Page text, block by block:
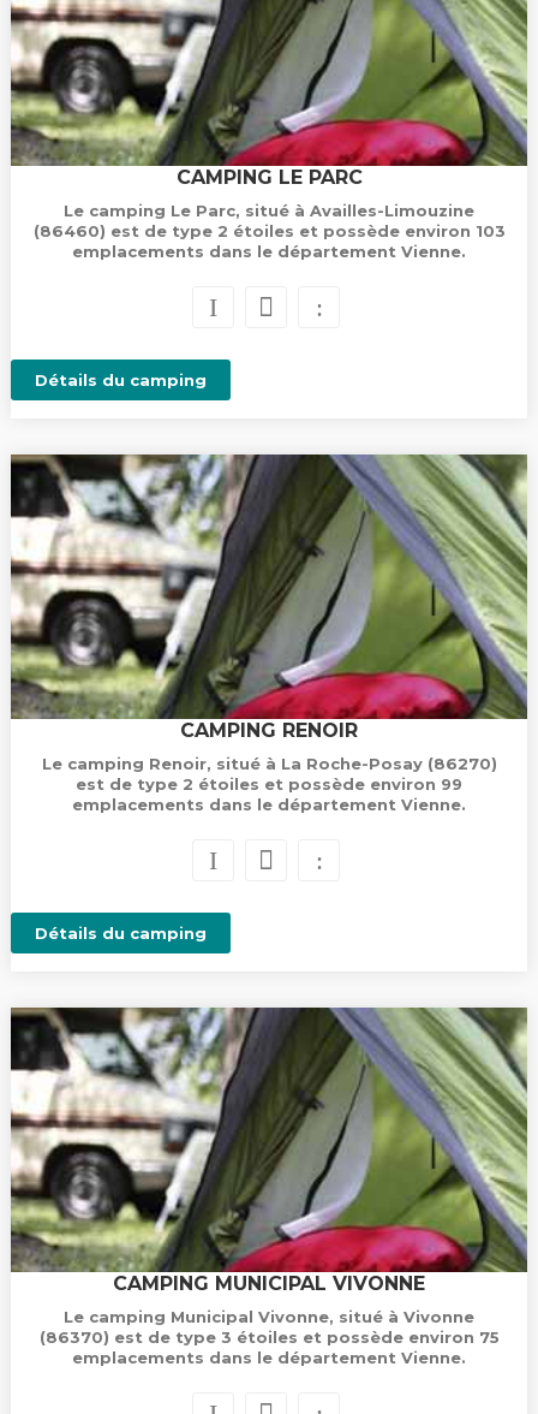
CAMPING LE PARC
Le camping Le Parc, situé à Availles-Limouzine
(86460) est de type 2 étoiles et possède environ 103
emplacements dans le département Vienne.
Détails du camping
CAMPING RENOIR
Le camping Renoir, situé à La Roche-Posay (86270)
est de type 2 étoiles et possède environ 99
emplacements dans le département Vienne.
Détails du camping
CAMPING MUNICIPAL VIVONNE
Le camping Municipal Vivonne, situé à Vivonne
(86370) est de type 3 étoiles et possède environ 75
emplacements dans le département Vienne.